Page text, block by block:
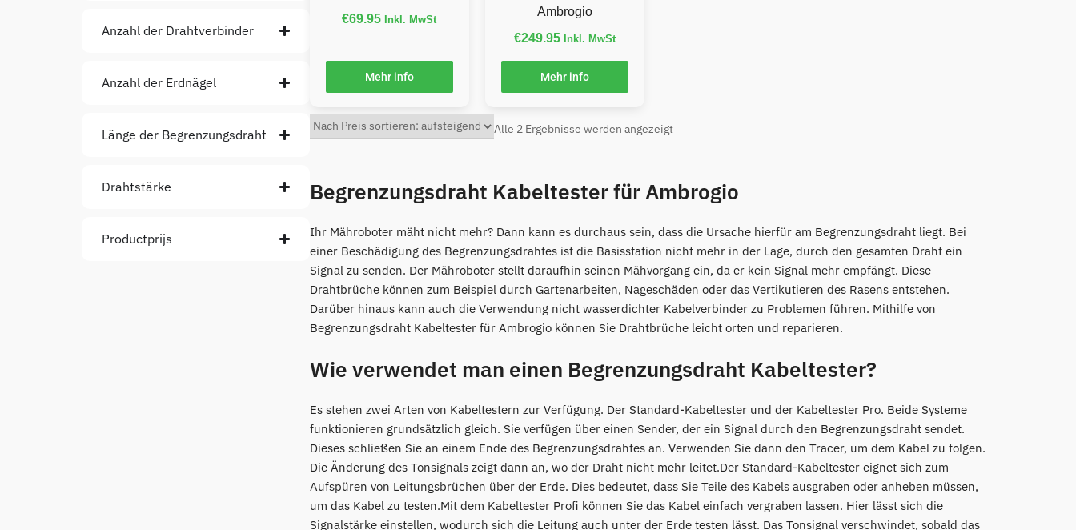
Anzahl der Drahtverbinder
Anzahl der Erdnägel
Länge der Begrenzungsdraht
Drahtstärke
Productprijs
€69.95 Inkl. MwSt
Mehr info
Ambrogio
€249.95 Inkl. MwSt
Mehr info
Alle 2 Ergebnisse werden angezeigt
Begrenzungsdraht Kabeltester für Ambrogio
Ihr Mähroboter mäht nicht mehr? Dann kann es durchaus sein, dass die Ursache hierfür am Begrenzungsdraht liegt. Bei
einer Beschädigung des Begrenzungsdrahtes ist die Basisstation nicht mehr in der Lage, durch den gesamten Draht ein
Signal zu senden. Der Mähroboter stellt daraufhin seinen Mähvorgang ein, da er kein Signal mehr empfängt. Diese
Drahtbrüche können zum Beispiel durch Gartenarbeiten, Nageschäden oder das Vertikutieren des Rasens entstehen.
Darüber hinaus kann auch die Verwendung nicht wasserdichter Kabelverbinder zu Problemen führen. Mithilfe von
Begrenzungsdraht Kabeltester für Ambrogio können Sie Drahtbrüche leicht orten und reparieren.
Wie verwendet man einen Begrenzungsdraht Kabeltester?
Es stehen zwei Arten von Kabeltestern zur Verfügung. Der Standard-Kabeltester und der Kabeltester Pro. Beide Systeme
funktionieren grundsätzlich gleich. Sie verfügen über einen Sender, der ein Signal durch den Begrenzungsdraht sendet.
Dieses schließen Sie an einem Ende des Begrenzungsdrahtes an. Verwenden Sie dann den Tracer, um dem Kabel zu folgen.
Die Änderung des Tonsignals zeigt dann an, wo der Draht nicht mehr leitet.Der Standard-Kabeltester eignet sich zum
Aufspüren von Leitungsbrüchen über der Erde. Dies bedeutet, dass Sie Teile des Kabels ausgraben oder anheben müssen,
um das Kabel zu testen.Mit dem Kabeltester Profi können Sie das Kabel einfach vergraben lassen. Hier lässt sich die
Signalstärke einstellen, wodurch sich die Leitung auch unter der Erde testen lässt. Das Tonsignal verschwindet, sobald das